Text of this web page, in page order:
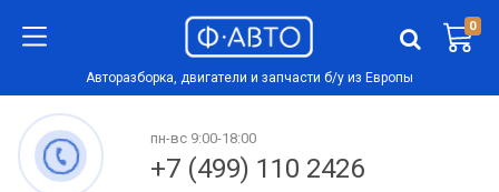
0
Авторазборка, двигатели и запчасти б/у из Европы
пн-вс 9:00-18:00
+7 (499) 110 2426